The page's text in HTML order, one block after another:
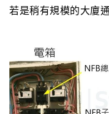
若是稍有規模的大廈